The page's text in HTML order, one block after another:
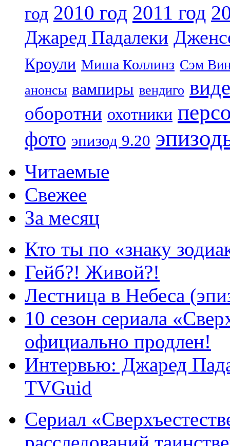
год 2010 год 2011 год
Джаред Падалеки
Кроули Миша Коллинз Сэм
анонсы вампиры вендиго
оборотни охотники
фото эпизод 9.20
Читаемые
Свежее
За месяц
Кто ты по «знаку
Гейб?! Живой?!
Лестница в Небеса
10 сезон сериала
официально продлен!
Интервью: Джаред
TVGuid
Сериал